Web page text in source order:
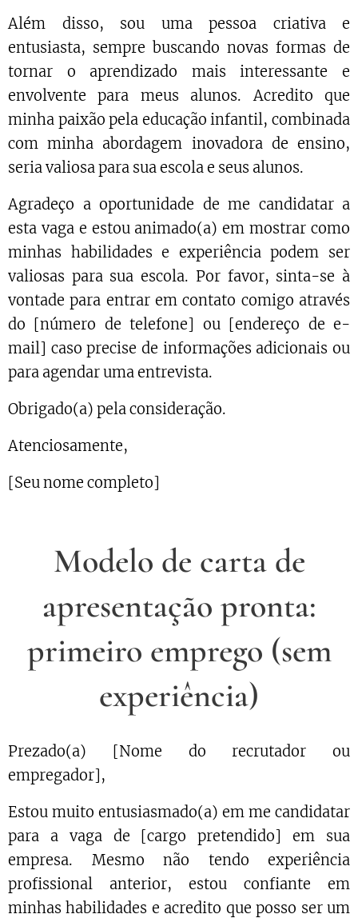
Além disso, sou uma pessoa criativa e
entusiasta, sempre buscando novas formas de
tornar o aprendizado mais interessante e
envolvente para meus alunos. Acredito que
minha paixão pela educação infantil, combinada
com minha abordagem inovadora de ensino,
seria valiosa para sua escola e seus alunos.
Agradeço a oportunidade de me candidatar a
esta vaga e estou animado(a) em mostrar como
minhas habilidades e experiência podem ser
valiosas para sua escola. Por favor, sinta-se à
vontade para entrar em contato comigo através
do [número de telefone] ou [endereço de e-
mail] caso precise de informações adicionais ou
para agendar uma entrevista.
Obrigado(a) pela consideração.
Atenciosamente,
[Seu nome completo]
Modelo de carta de
apresentação pronta:
primeiro emprego (sem
experiência)
Prezado(a) [Nome do recrutador ou
empregador],
Estou muito entusiasmado(a) em me candidatar
para a vaga de [cargo pretendido] em sua
empresa. Mesmo não tendo experiência
profissional anterior, estou confiante em
minhas habilidades e acredito que posso ser um